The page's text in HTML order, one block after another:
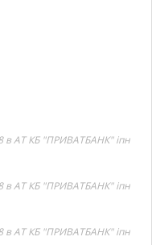
в АТ КБ "ПРИВАТБАНК" іпн
в АТ КБ "ПРИВАТБАНК" іпн
в АТ КБ "ПРИВАТБАНК" іпн